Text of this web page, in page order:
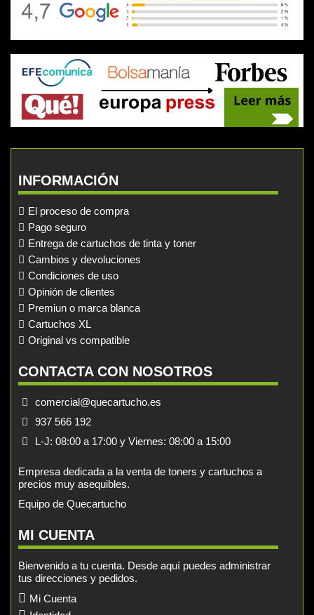
INFORMACIÓN
El proceso de compra
Pago seguro
Entrega de cartuchos de tinta y toner
Cambios y devoluciones
Condiciones de uso
Opinión de clientes
Premiun o marca blanca
Cartuchos XL
Original vs compatible
CONTACTA CON NOSOTROS
comercial@quecartucho.es
937 566 192
L-J: 08:00 a 17:00 y Viernes: 08:00 a 15:00
Empresa dedicada a la venta de toners y cartuchos a
precios muy asequibles.
Equipo de Quecartucho
MI CUENTA
Bienvenido a tu cuenta. Desde aquí puedes administrar
tus direcciones y pedidos.
Mi Cuenta